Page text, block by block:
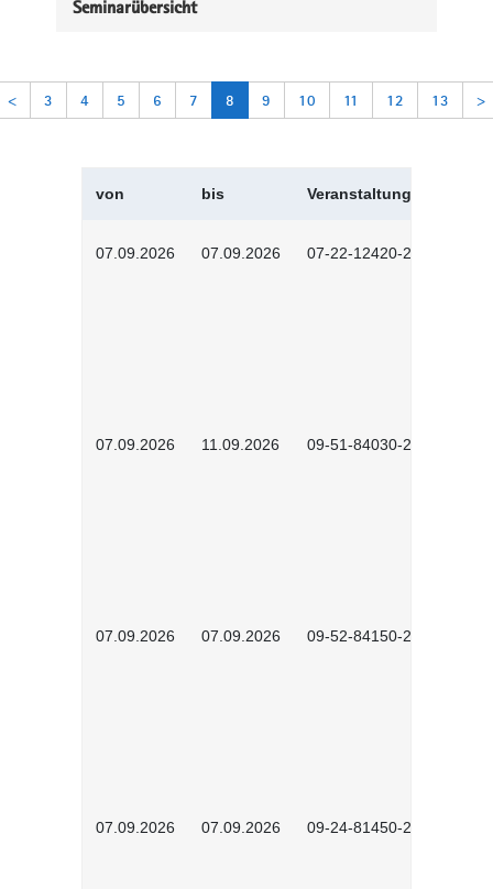
Seminarübersicht
< 3 4 5 6 7 8 9 10 11 12 13 >
von bis Veranstaltungskürzel
07.09.2026 07.09.2026 07-22-12420-2601
07.09.2026 11.09.2026 09-51-84030-2601
07.09.2026 07.09.2026 09-52-84150-2603
07.09.2026 07.09.2026 09-24-81450-2602